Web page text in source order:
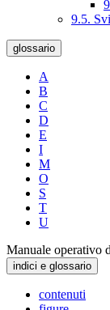
9.5.
glossario
A
B
C
D
E
I
M
O
S
T
U
Manuale operativo
indici e glossario
contenuti